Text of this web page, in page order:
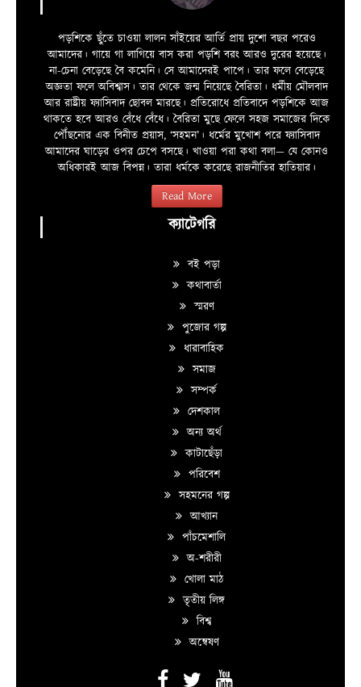
পড়শিকে ছুঁতে চাওয়া লালন সাঁইয়ের আর্তি প্রায় দুশো বছর পরেও
আমাদের। গায়ে গা লাগিয়ে বাস করা পড়শি বরং আরও দুরের হয়েছে।
না-চেনা বেড়েছে বৈ কমেনি। সে আমাদেরই পাপে। তার ফলে বেড়েছে
অজ্ঞতা ফলে অবিশ্বাস। তার থেকে জন্ম নিয়েছে বৈরিতা। ধর্মীয় মৌলবাদ
আর রাষ্ট্রীয় ফ্যাসিবাদ ছোবল মারছে। প্রতিরোধে প্রতিবাদে পড়শিকে আজ
থাকতে হবে আরও বেঁধে বেঁধে। বৈরিতা মুছে ফেলে সহজ সমাজের দিকে
পৌঁছনোর এক বিনীত প্রয়াস, ‘সহমন’। ধর্মের মুখোশ পরে ফ্যাসিবাদ
আমাদের ঘাড়ের ওপর চেপে বসছে। খাওয়া পরা কথা বলা—­­ যে কোনও
অধিকারই আজ বিপন্ন। তারা ধর্মকে করেছে রাজনীতির হাতিয়ার।
Read More
ক্যাটেগরি
বই পড়া
কথাবার্তা
স্মরণ
পুজোর গল্প
ধারাবাহিক
সমাজ
সম্পর্ক
দেশকাল
অন্য অর্থ
কাটাছেঁড়া
পরিবেশ
সহমনের গল্প
আখ্যান
পাঁচমেশালি
অ-শরীরী
খোলা মাঠ
তৃতীয় লিঙ্গ
বিশ্ব
অন্বেষণ